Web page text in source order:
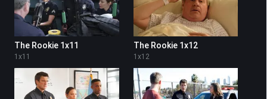
The Rookie 1x11
1 x11
The Rookie 1x12
1 x12